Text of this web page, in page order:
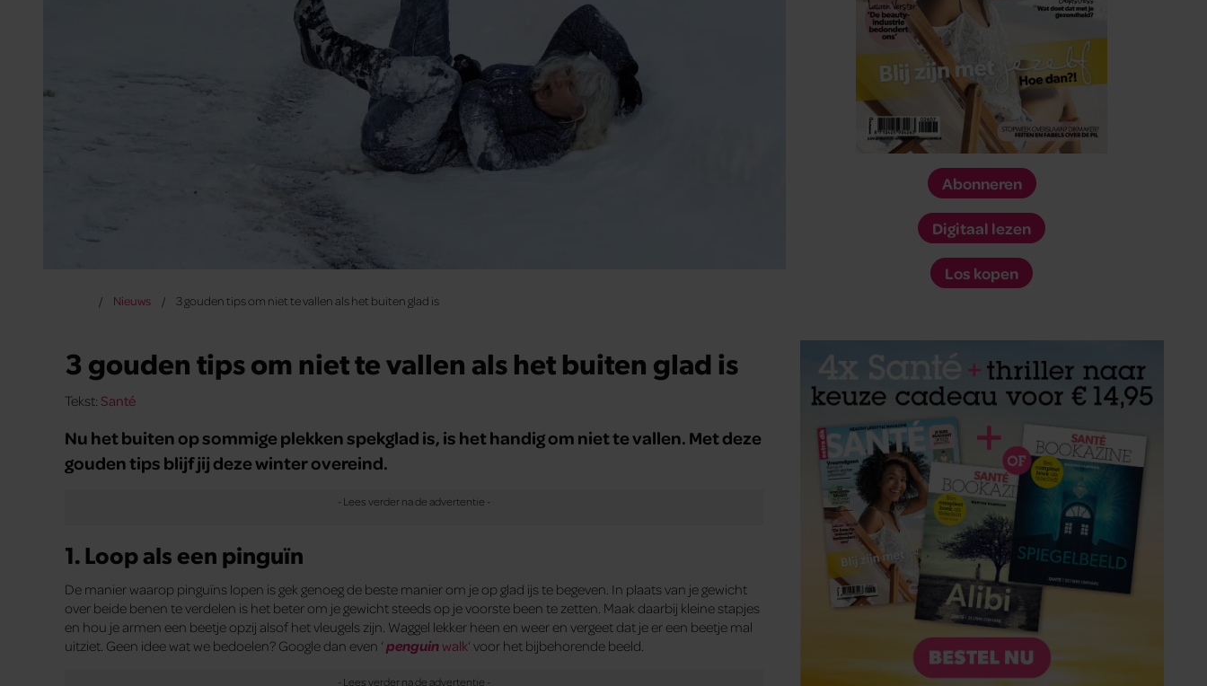
Nieuws 3 gouden tips om niet te vallen als het buiten glad is
3 gouden tips om niet te vallen als het buiten glad is
Tekst: Santé
Nu het buiten op sommige plekken spekglad is, is het handig om niet te vallen. Met deze
gouden tips blijf jij deze winter overeind.
1. Loop als een pinguïn
De manier waarop pinguïns lopen is gek genoeg de beste manier om je op glad ijs te begeven. In plaats van je gewicht
over beide benen te verdelen is het beter om je gewicht steeds op je voorste been te zetten. Maak daarbij kleine stapjes
en hou je armen een beetje opzij alsof het vleugels zijn. Waggel lekker heen en weer en vergeet dat je er een beetje mal
uitziet. Geen idee wat we bedoelen? Google dan even ‘ penguin walk‘ voor het bijbehorende beeld.
Abonneren
Digitaal lezen
Los kopen